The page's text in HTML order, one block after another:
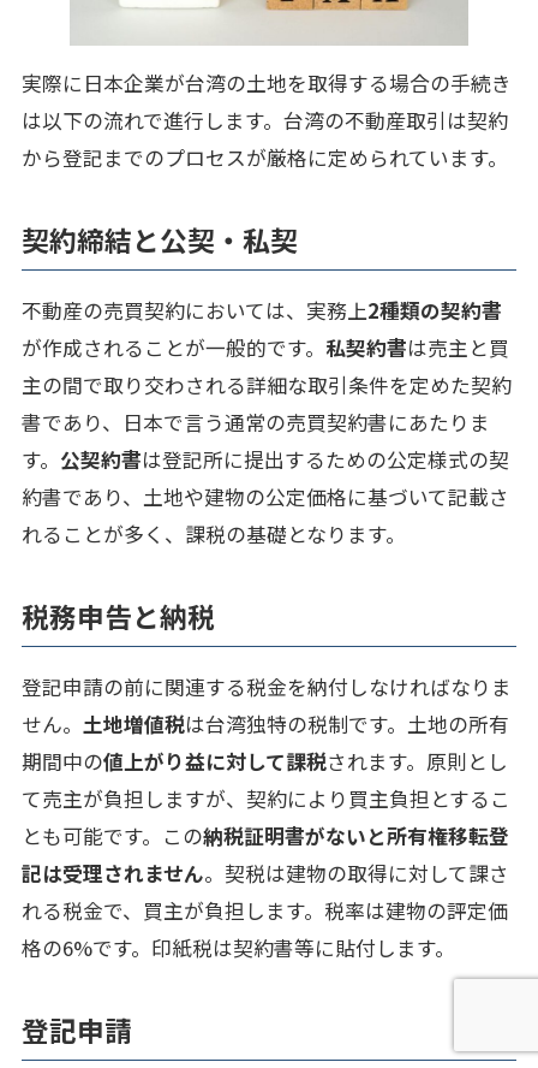
実際に日本企業が台湾の土地を取得する場合の手続き
は以下の流れで進行します。台湾の不動産取引は契約
から登記までのプロセスが厳格に定められています。
契約締結と公契・私契
不動産の売買契約においては、実務上2種類の契約書
が作成されることが一般的です。 私契約書は売主と買
主の間で取り交わされる詳細な取引条件を定めた契約
書であり、日本で言う通常の売買契約書にあたりま
す。 公契約書は登記所に提出するための公定様式の契
約書であり、土地や建物の公定価格に基づいて記載さ
れることが多く、課税の基礎となります。
税務申告と納税
登記申請の前に関連する税金を納付しなければなりま
せん。 土地増値税は台湾独特の税制です。土地の所有
期間中の値上がり益に対して課税されます。原則とし
て売主が負担しますが、契約により買主負担とするこ
とも可能です。この納税証明書がないと所有権移転登
記は受理されません。契税は建物の取得に対して課さ
れる税金で、買主が負担します。税率は建物の評定価
格の6%です。印紙税は契約書等に貼付します。
登記申請